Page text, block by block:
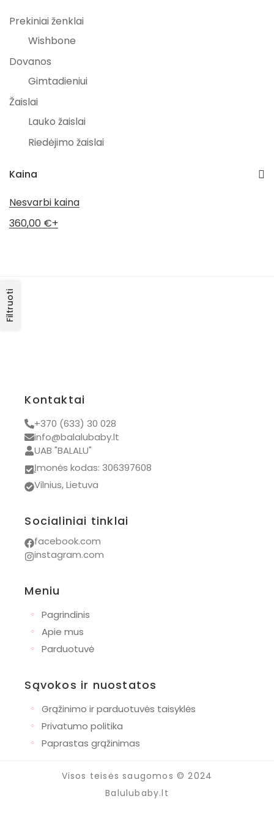
Prekiniai ženklai
Wishbone
Dovanos
Gimtadieniui
Žaislai
Lauko žaislai
Riedėjimo žaislai
Kaina
Nesvarbi kaina
360,00 €+
Filtruoti
Kontaktai
+370 (633) 30 028
info@balalubaby.lt
UAB "BALALU"
Įmonės kodas: 306397608
Vilnius, Lietuva
Socialiniai tinklai
facebook.com
instagram.com
Meniu
◦
Pagrindinis
◦ Apie mus
◦ Parduotuvė
Sąvokos ir nuostatos
◦
Grąžinimo ir parduotuvės taisyklės
◦ Privatumo politika
◦ Paprastas grąžinimas
Visos teisės saugomos © 2024
Balulubaby.lt